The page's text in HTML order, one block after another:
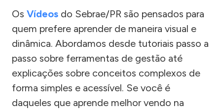
Os Vídeos do Sebrae/PR são pensados para
quem prefere aprender de maneira visual e
dinâmica. Abordamos desde tutoriais passo a
passo sobre ferramentas de gestão até
explicações sobre conceitos complexos de
forma simples e acessível. Se você é
daqueles que aprende melhor vendo na